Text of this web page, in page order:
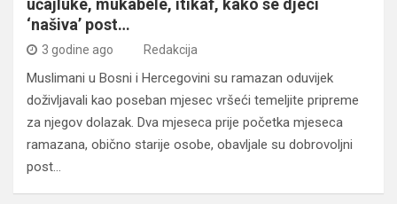
‘našiva’ post…
3 godine ago Redakcija
Muslimani u Bosni i Hercegovini su ramazan oduvijek
doživljavali kao poseban mjesec vršeći temeljite pripreme
za njegov dolazak. Dva mjeseca prije početka mjeseca
ramazana, obično starije osobe, obavljale su dobrovoljni
post…